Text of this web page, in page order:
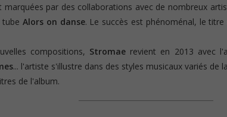
par des collaborations avec de nombreux
Alors on danse. Le succès est phénoménal, le
compositions, Stromae revient en 2013 avec
... l'artiste s'illustre dans des styles musicaux variés de
de l'album.